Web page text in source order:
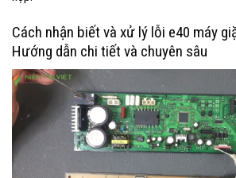
Cách nhận biết và xử lý lỗi e40 máy
Hướng dẫn chi tiết và chuyên sâu